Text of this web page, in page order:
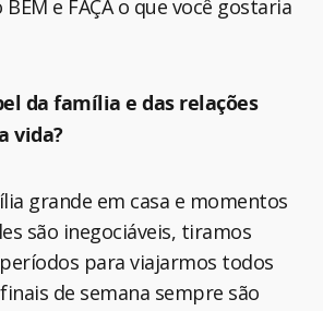
e FAÇA o que você gostaria
da família e das relações
vida?
grande em casa e momentos
são inegociáveis, tiramos
para viajarmos todos
de semana sempre são